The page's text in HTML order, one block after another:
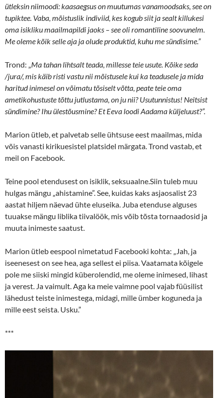
ütleksin niimoodi: kaasaegsus on muutumas vanamoodsaks, see on
tupiktee. Vaba, mõistuslik indiviid, kes kogub siit ja sealt killukesi
oma isikliku maailmapildi jaoks – see oli romantiline soovunelm.
Me oleme kõik selle aja ja olude produktid, kuhu me sündisime.”
Trond: „Ma tahan lihtsalt teada, millesse teie usute. Kõike seda
/jura/, mis käib risti vastu nii mõistusele kui ka teadusele ja mida
haritud inimesel on võimatu tõsiselt võtta, peate teie oma
ametikohustuste tõttu jutlustama, on ju nii? Usutunnistus! Neitsist
sündimine? Ihu ülestõusmine? Et Eeva loodi Aadama küljeluust?”.
Marion ütleb, et palvetab selle ühtsuse eest maailmas, mida
võis vanasti kirikuesistel platsidel märgata. Trond vastab, et
meil on Facebook.
Teine pool etendusest on isiklik, seksuaalne.Siin tuleb muu
hulgas mängu „ahistamine”. See, kuidas kaks asjaosalist 23
aastat hiljem näevad ühte eluseika. Juba etenduse alguses
tuuakse mängu liblika tiivalöök, mis võib tõsta tornaadosid ja
muuta inimeste saatust.
Marion ütleb eespool nimetatud Facebooki kohta: „Jah, ja
iseenesest on see hea, aga sellest ei piisa. Vaatamata kõigele
pole me siiski mingid küberolendid, me oleme inimesed, lihast
ja verest. Ja vaimult. Aga ka meie vaimne pool vajab füüsilist
lähedust teiste inimestega, midagi, mille ümber koguneda ja
mille eest seista. Usku.”
***